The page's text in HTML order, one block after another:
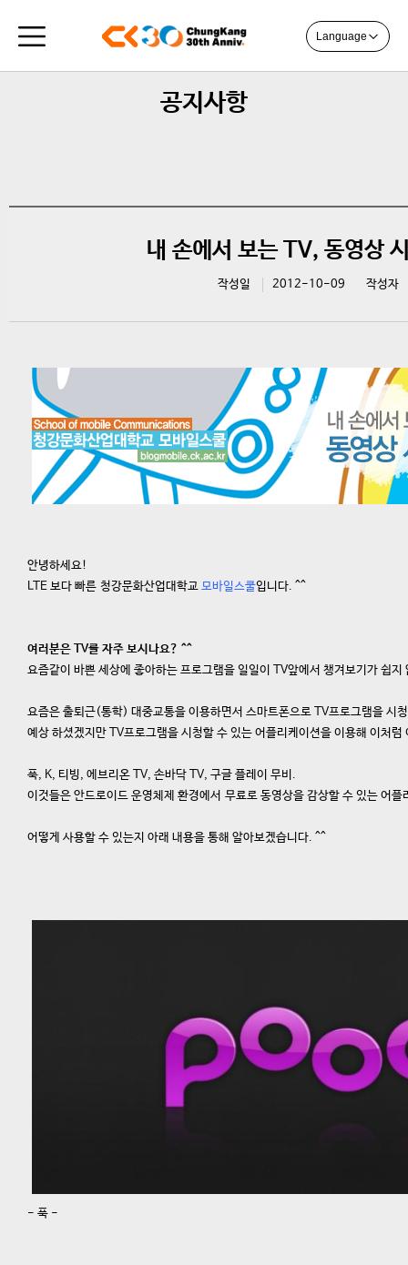
Language
공지사항
내 손에서 보는 TV, 동영상
작성일 2012-10-09 작성자
안녕하세요!
LTE 보다 빠른 청강문화산업대학교 모바일스쿨입니다. ^^
여러분은 TV를 자주 보시나요? ^^
요즘같이 바쁜 세상에 좋아하는 프로그램을 일일이 TV앞에서 챙겨보기가 쉽지
요즘은 출퇴근(통학) 대중교통을 이용하면서 스마트폰으로 TV프로그램을 시
예상 하셨겠지만 TV프로그램을 시청할 수 있는 어플리케이션을 이용해 이처
푹, K, 티빙, 에브리온 TV, 손바닥 TV, 구글 플레이 무비.
이것들은 안드로이드 운영체제 환경에서 무료로 동영상을 감상할 수 있는 어플
어떻게 사용할 수 있는지 아래 내용을 통해 알아보겠습니다. ^^
- 푹 -